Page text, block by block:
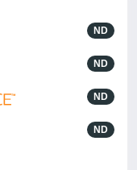
ND
ND
ND
ND